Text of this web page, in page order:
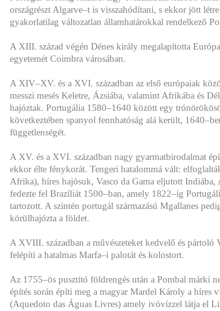
országrészt Algarve–t is visszahódítani, s ekkor jött létre
gyakorlatilag változatlan államhatárokkal rendelkező
A XIII. század végén Dénes király megalapította
egyetemét Coimbra városában.
A XIV–XV. és a XVI. században az első európaiak
messzi mesés Keletre, Ázsiába, valamint Afrikába és
hajóztak. Portugália 1580–1640 között egy
következtében spanyol fennhatóság alá került,
függetlenségét.
A XV. és a XVI. században nagy gyarmatbirodalmat
ekkor élte fénykorát. Tengeri hatalommá vált:
Afrika), híres hajósuk, Vasco da Gama eljutott Indiába,
fedezte fel Brazíliát 1500–ban, amely 1822–ig
tartozott. A szintén portugál származású Mgallanes
körülhajózta a földet.
A XVIII. században a művészeteket kedvelő és pártoló
felépíti a hatalmas Marfa–i palotát és kolostort.
Az 1755–ös pusztító földrengés után a Pombal márki
építés során építi meg a magyar Mardel Károly a híres
(Aquedoto das Águas Livres) amely ivóvízzel látja el